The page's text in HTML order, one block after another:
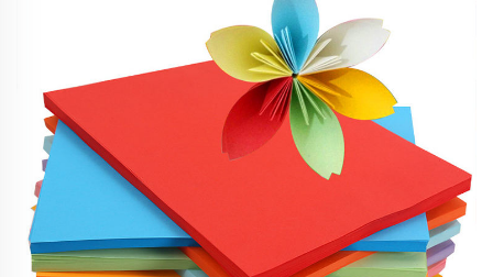
til hver farve, til fakturaer, kvitteringer og forskellige